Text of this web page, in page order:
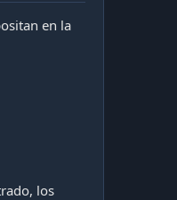
en la
los